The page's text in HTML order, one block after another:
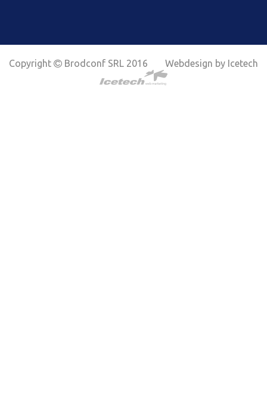
Copyright Brodconf SRL 2016 Webdesign by Icetech